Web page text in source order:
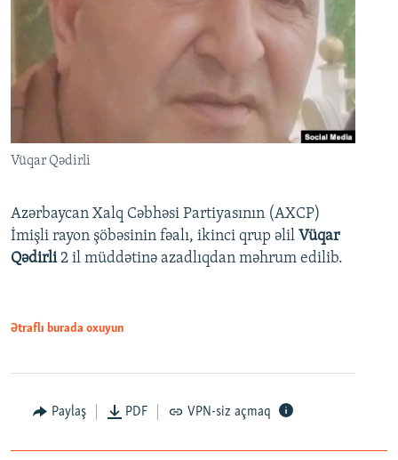
Vüqar Qədirli
Azərbaycan Xalq Cəbhəsi Partiyasının (AXCP)
İmişli rayon şöbəsinin fəalı, ikinci qrup əlil Vüqar
Qədirli2 il müddətinə azadlıqdan məhrum edilib.
Ətraflı burada oxuyun
Paylaş PDF VPN-siz açmaq